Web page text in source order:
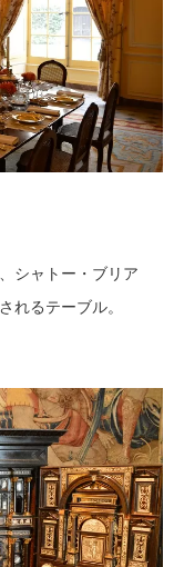
シャトー・ブリア
れるテーブル。